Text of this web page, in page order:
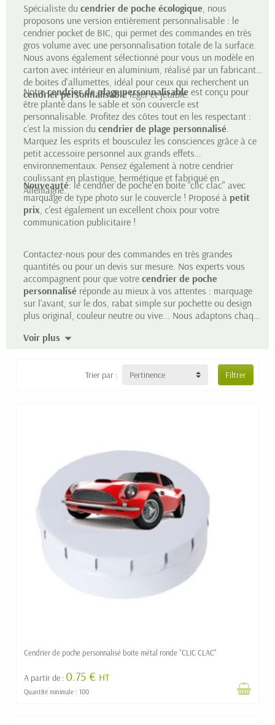
Spécialiste du cendrier de poche écologique, nous
proposons une version entièrement personnalisable : le
cendrier pocket de BIC, qui permet des commandes en très
gros volume avec une personnalisation totale de la surface.
Nous avons également sélectionné pour vous un modèle en
carton avec intérieur en aluminium, réalisé par un fabricant
de boites d'allumettes, idéal pour ceux qui recherchent un
cendrier personnalisableléger et jetable.
Notrecendrier de plage personnalisable est conçu pour
être planté dans le sable et son couvercle est
personnalisable. Profitez des côtes tout en les respectant :
c’est la mission du cendrier de plage personnalisé.
Marquez les esprits et bousculez les consciences grâce à ce
petit accessoire personnel aux grands effets
environnementaux. Pensez également à notre cendrier
coulissant en plastique, hermétique et fabriqué en
Allemagne.
Nouveauté: le cendrier de poche en boite "clic clac" avec
marquage de type photo sur le couvercle ! Proposé à petit
prix, c'est également un excellent choix pour votre
communication publicitaire !
Contactez-nous pour des commandes en très grandes
quantités ou pour un devis sur mesure. Nos experts vous
accompagnent pour que votre cendrier de poche
personnalisé réponde au mieux à vos attentes : marquage
sur l’avant, sur le dos, rabat simple sur pochette ou design
plus original, couleur neutre ou vive... Nous adaptons chaque
Voir plus
Trier par : Pertinence Filtrer
Cendrier de poche personnalisé boite métal ronde "CLIC CLAC"
A partir de : 0.75 € HT
Quantité minimale : 100